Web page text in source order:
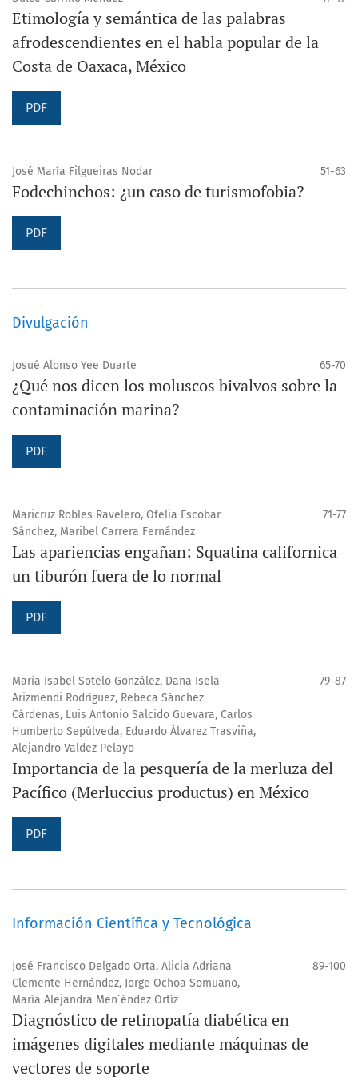
Etimología y semántica de las palabras
afrodescendientes en el habla popular de la
Costa de Oaxaca, México
PDF
José María Filgueiras Nodar 51-63
Fodechinchos: ¿un caso de turismofobia?
PDF
Divulgación
Josué Alonso Yee Duarte 65-70
¿Qué nos dicen los moluscos bivalvos sobre la
contaminación marina?
PDF
Maricruz Robles Ravelero, Ofelia Escobar
Sánchez, Maribel Carrera Fernández
71-77
Las apariencias engañan: Squatina californica
un tiburón fuera de lo normal
PDF
María Isabel Sotelo González, Dana Isela
Arizmendi Rodríguez, Rebeca Sánchez
Cárdenas, Luis Antonio Salcido Guevara, Carlos
Humberto Sepúlveda, Eduardo Álvarez Trasviña,
Alejandro Valdez Pelayo
79-87
Importancia de la pesquería de la merluza del
Pacífico (Merluccius productus) en México
PDF
Información Científica y Tecnológica
José Francisco Delgado Orta, Alicia Adriana
Clemente Hernández, Jorge Ochoa Somuano,
María Alejandra Men´éndez Ortíz
89-100
Diagnóstico de retinopatía diabética en
imágenes digitales mediante máquinas de
vectores de soporte